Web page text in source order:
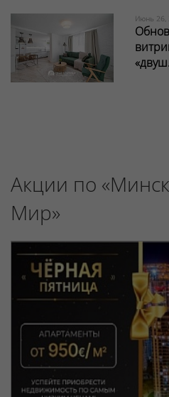
Июнь 26,
Акции по «Минск
Мир»